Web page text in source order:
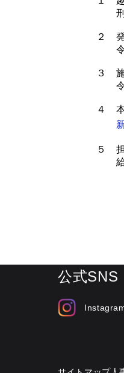
刑
２
令
３
令
４
５
給
公式SNS